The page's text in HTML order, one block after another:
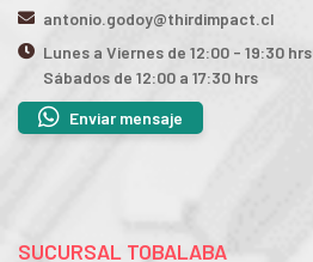
antonio.godoy@thirdimpact.cl
Lunes a Viernes de 12:00 - 19:30 hrs
Sábados de 12:00 a 17:30 hrs
Enviar mensaje
SUCURSAL TOBALABA